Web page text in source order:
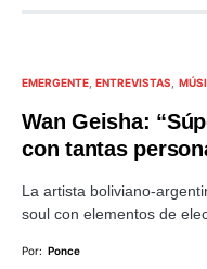
EMERGENTE ENTREVISTAS
Wan Geisha:
con tantas
La artista boliviano-
soul con elementos de
Por: Ponce